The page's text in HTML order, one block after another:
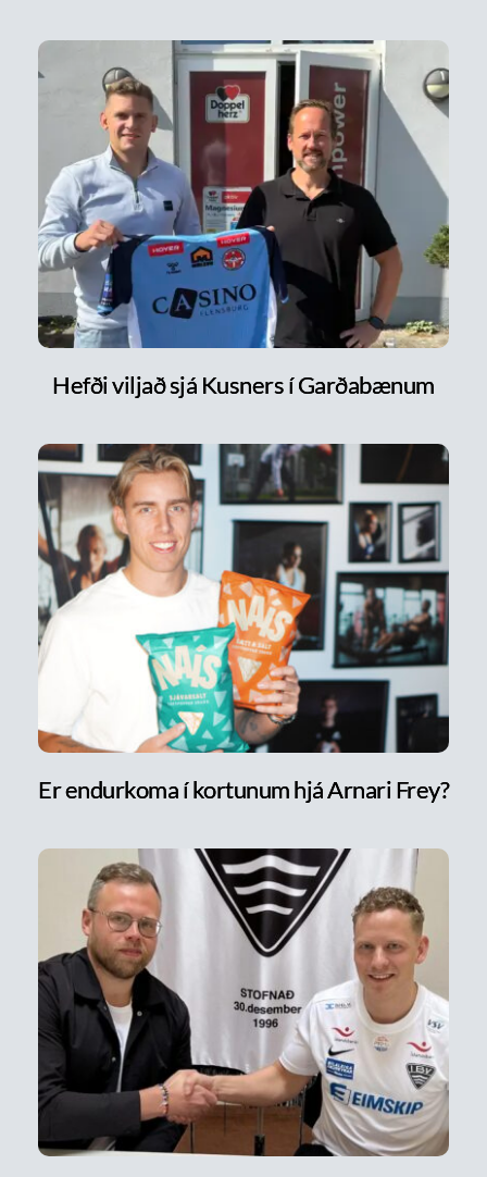
Hefði viljað sjá Kusners í Garðabænum
Er endurkoma í kortunum hjá Arnari Frey?